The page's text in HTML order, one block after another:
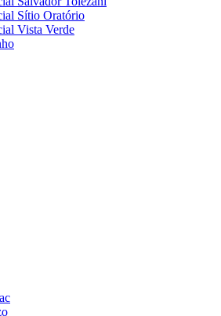
Sítio Oratório
Vista Verde